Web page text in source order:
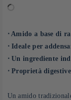
⋅ Amido a base di
⋅ Ideale per
⋅ Un ingrediente
⋅ Proprietà
Un amido